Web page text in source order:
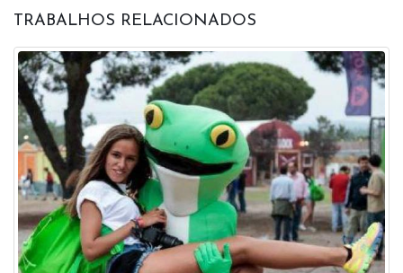
TRABALHOS RELACIONADOS